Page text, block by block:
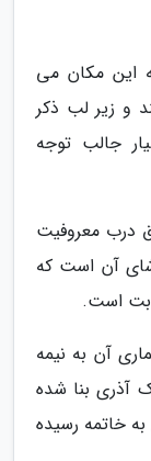
این مکان می
و زیر لب ذکر
جالب توجه
درب معروفیت
تماشای آن است که
است.
آن به نیمه
بنا شده
هجری قمری به خاتمه رسیده